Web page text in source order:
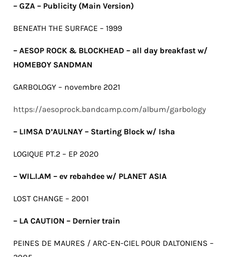
– GZA – Publicity (Main Version)
BENEATH THE SURFACE – 1999
– AESOP ROCK & BLOCKHEAD – all day breakfast w/
HOMEBOY SANDMAN
GARBOLOGY – novembre 2021
https://aesoprock.bandcamp.com/album/garbology
– LIMSA D’AULNAY – Starting Block w/ Isha
LOGIQUE PT.2 – EP 2020
– WIL.I.AM – ev rebahdee w/ PLANET ASIA
LOST CHANGE – 2001
– LA CAUTION – Dernier train
PEINES DE MAURES / ARC-EN-CIEL POUR DALTONIENS –